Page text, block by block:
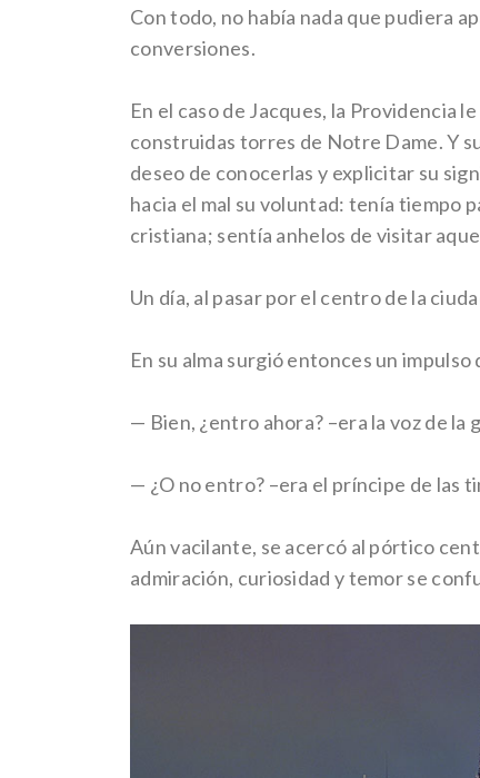
Con todo, no había nada que pudiera
conversiones.
En el caso de Jacques, la Providencia
construidas torres de Notre Dame. Y
deseo de conocerlas y explicitar su
hacia el mal su voluntad: tenía tiempo
cristiana; sentía anhelos de visitar
Un día, al pasar por el centro de la
En su alma surgió entonces un
— Bien, ¿entro ahora? –era la voz de la
— ¿O no entro? –era el príncipe de las
Aún vacilante, se acercó al pórtico
admiración, curiosidad y temor se